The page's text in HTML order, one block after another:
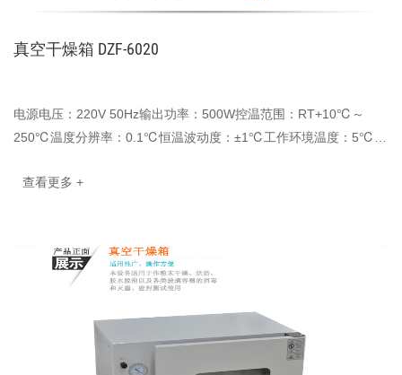
真空干燥箱 DZF-6020
电源电压：220V 50Hz输出功率：500W控温范围：RT+10℃～
250℃温度分辨率：0.1℃恒温波动度：±1℃工作环境温度：5℃–
查看更多 +